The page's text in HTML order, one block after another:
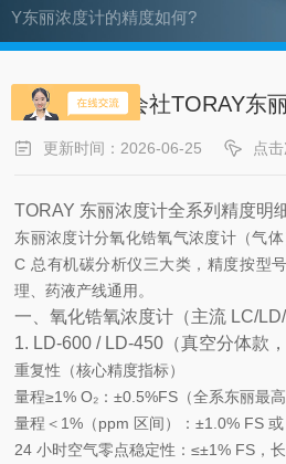
Y东丽浓度计的精度如何?
JAPAN株式会社TORAY东
更新时间：2026-06-25 点
TORAY 东丽浓度计全系列精度明
东丽浓度计分氧化锆氧气浓度计（气
C 总有机碳分析仪三大类，精度按型
理、药液产线通用。
一、氧化锆氧浓度计（主流 LC/
1. LD-600 / LD-450（真空分体款
重复性（核心精度指标）
量程≥1% O₂：±0.5%FS （全系东丽最
量程＜1%（ppm 区间）：±1.0% FS
24 小时空气零点稳定性：≤±1% FS，